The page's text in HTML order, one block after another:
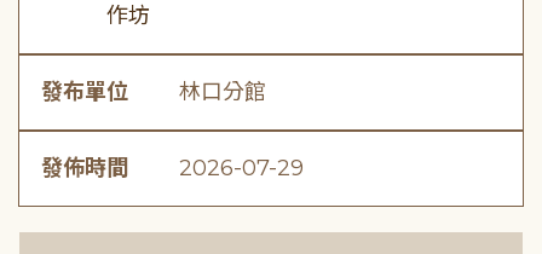
作坊
發布單位 林口分館
發佈時間 2026-07-29